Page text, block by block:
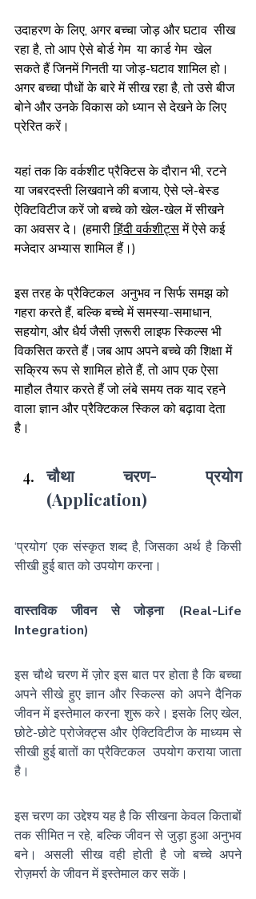
उदाहरण के लिए, अगर बच्चा जोड़ और घटाव  सीख
रहा है, तो आप ऐसे बोर्ड गेम  या कार्ड गेम खेल
सकते हैं जिनमें गिनती या जोड़-घटाव शामिल हो।
अगर बच्चा पौधों के बारे में सीख रहा है, तो उसे बीज
बोने और उनके विकास को ध्यान से देखने के लिए
प्रेरित करें।
यहां तक कि वर्कशीट प्रैक्टिस के दौरान भी, रटने
या जबरदस्ती लिखवाने की बजाय, ऐसे प्ले-बेस्ड
ऐक्टिविटीज करें जो बच्चे को खेल-खेल में सीखने
का अवसर दे। (हमारी हिंदी वर्कशीट्स में ऐसे कई
मजेदार अभ्यास शामिल हैं।)
इस तरह के प्रैक्टिकल  अनुभव न सिर्फ समझ को
गहरा करते हैं, बल्कि बच्चे में समस्या-समाधान,
सहयोग, औरधैर्य जैसी ज़रूरी लाइफ स्किल्स भी
विकसित करते हैं।जब आप अपने बच्चे की शिक्षा में
सक्रिय रूप से शामिल होते हैं, तो आप एक ऐसा
माहौल तैयार करते हैं जो लंबे समय तक याद रहने
वाला ज्ञान और प्रैक्टिकल स्किल को बढ़ावा देता
है।
चौथा चरण- प्रयोग
(Application)
‘प्रयोग’ एक संस्कृत शब्द है, जिसका अर्थ है किसी
सीखी हुई बात को उपयोग करना।
वास्तविक जीवन से जोड़ना (Real-Life
Integration)
इस चौथे चरण में ज़ोर इस बात पर होता है कि बच्चा
अपने सीखे हुए ज्ञान और स्किल्स को अपने दैनिक
जीवन में इस्तेमाल करना शुरू करे। इसके लिए खेल,
छोटे-छोटे प्रोजेक्ट्स और ऐक्टिविटीज के माध्यम से
सीखी हुई बातों का प्रैक्टिकल  उपयोग कराया जाता
है।
इस चरण का उद्देश्य यह है कि सीखना केवल किताबों
तक सीमित न रहे, बल्कि जीवन से जुड़ा हुआ अनुभव
बने। असली सीख वही होती है जो बच्चे अपने
रोज़मर्रा के जीवन में इस्तेमाल कर सकें।